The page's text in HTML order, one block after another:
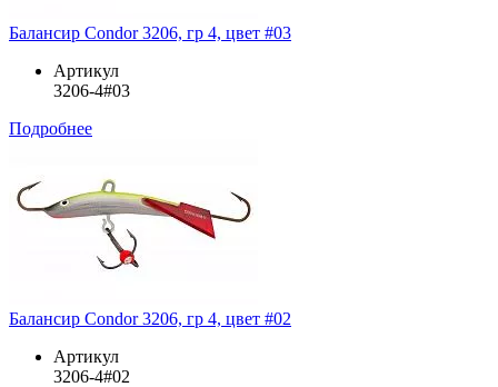
Балансир Condor 3206, гр 4, цвет #03
Артикул
3206-4#03
Подробнее
Балансир Condor 3206, гр 4, цвет #02
Артикул
3206-4#02